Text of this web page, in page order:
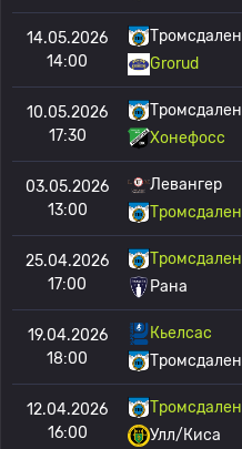
14.05.2026
14:00
Тромсдален
Grorud
10.05.2026
17:30
Тромсдален
Хонефосс
03.05.2026
13:00
Левангер
Тромсдален
25.04.2026
17:00
Тромсдален
Рана
19.04.2026
18:00
Кьелсас
Тромсдален
12.04.2026
16:00
Тромсдален
Улл/Киса